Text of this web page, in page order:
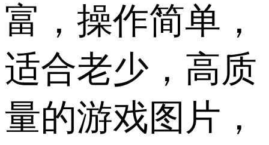
富，操作简单，
适合老少，高质
量的游戏图片，